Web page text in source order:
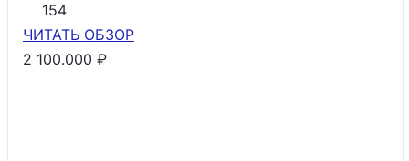
154
ЧИТАТЬ ОБЗОР
2 100.000 ₽